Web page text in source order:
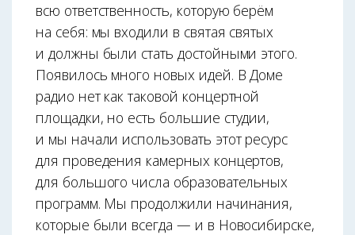
всю ответственность, которую берём
на себя: мы входили в святая святых
и должны были стать достойными этого.
Появилось много новых идей. В Доме
радио нет как таковой концертной
площадки, но есть большие студии,
и мы начали использовать этот ресурс
для проведения камерных концертов,
для большого числа образовательных
программ. Мы продолжили начинания,
которые были всегда — и в Новосибирске,